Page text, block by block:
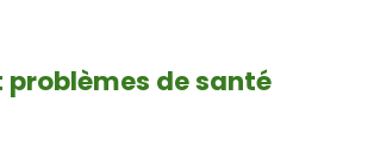
problèmes de santé